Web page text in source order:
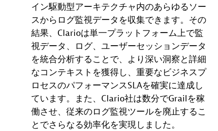
イン駆動型アーキテクチャ内のあらゆるソー
スからログ監視データを収集できます。その
結果、Clarioは単一プラットフォーム上で監
視データ、ログ、ユーザーセッションデータ
を統合分析することで、より深い洞察と詳細
なコンテキストを獲得し、重要なビジネスプ
ロセスのパフォーマンスSLAを確実に達成し
ています。また、Clario社は数分でGrailを稼
働させ、従来のログ監視ツールを廃止するこ
とでさらなる効率化を実現しました。